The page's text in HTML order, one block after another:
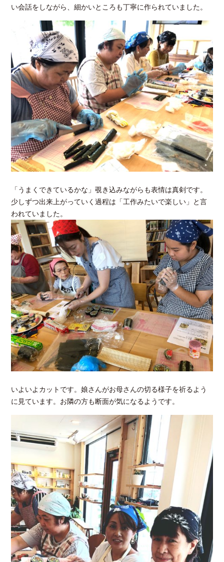
い会話をしながら、細かいところも丁寧に作られていました。
「うまくできているかな」覗き込みながらも表情は真剣です。
少しずつ出来上がっていく過程は「工作みたいで楽しい」と言
われていました。
いよいよカットです。娘さんがお母さんの切る様子を祈るよう
に見ています。お隣の方も断面が気になるようです。